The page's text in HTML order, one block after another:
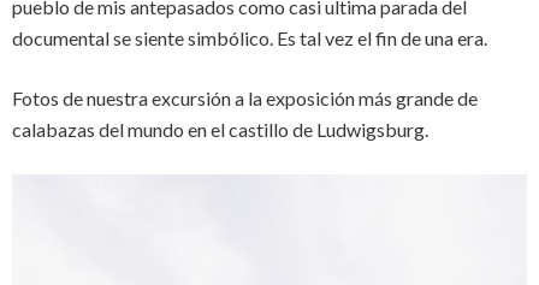
pueblo de mis antepasados como casi ultima parada del
documental se siente simbólico. Es tal vez el fin de una era.
Fotos de nuestra excursión a la exposición más grande de
calabazas del mundo en el castillo de Ludwigsburg.